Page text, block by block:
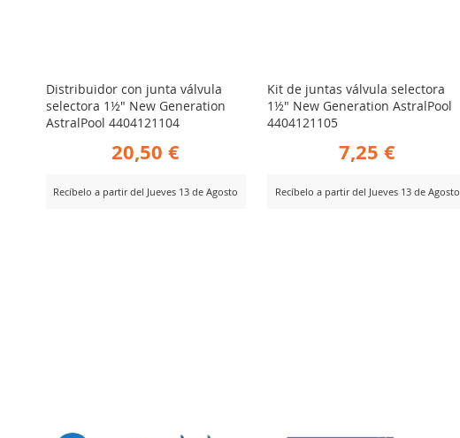
Distribuidor con junta válvula
selectora 1½" New Generation
AstralPool 4404121104
20,50 €
Recíbelo a partir del Jueves 13 de Agosto
Kit de juntas válvula selectora
1½" New Generation AstralPool
4404121105
7,25 €
Recíbelo a partir del Jueves 13 de Agosto